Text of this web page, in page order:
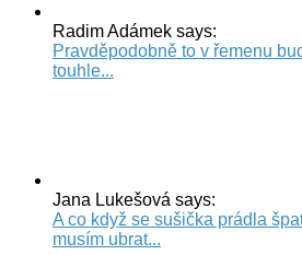
Radim Adámek says:
Pravděpodobně to v řemenu
touhle...
Jana Lukešová says:
A co když se sušička prádla
musím ubrat...